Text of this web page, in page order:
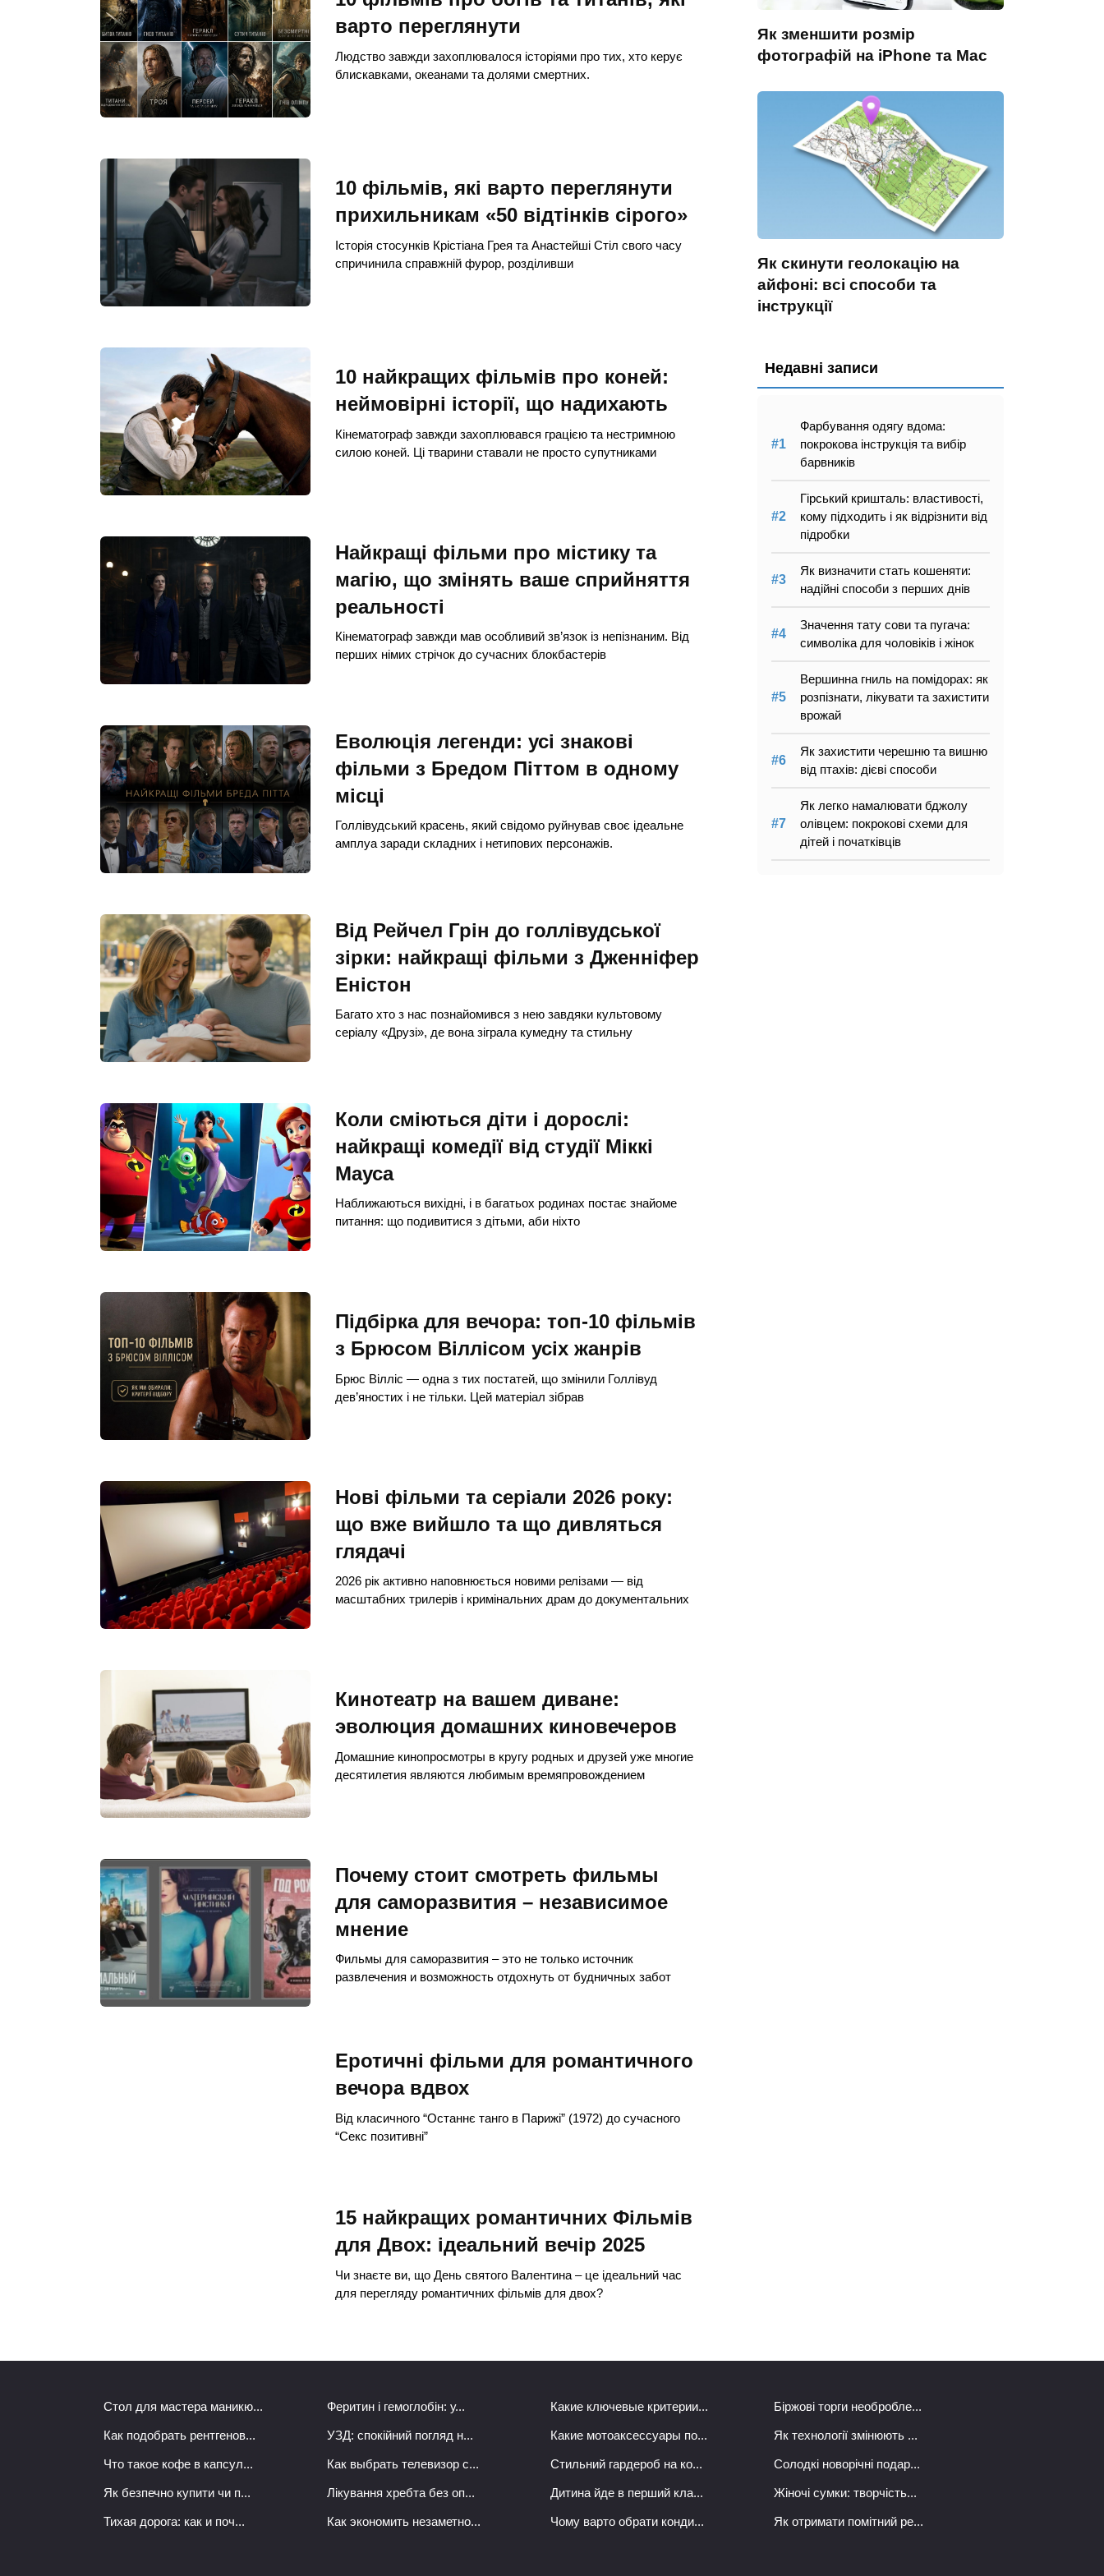
варто переглянути
Людство завжди захоплювалося історіями про тих, хто керує
блискавками, океанами та долями смертних.
10 фільмів, які варто переглянути
прихильникам «50 відтінків сірого»
Історія стосунків Крістіана Грея та Анастейші Стіл свого часу
спричинила справжній фурор, розділивши
10 найкращих фільмів про коней:
неймовірні історії, що надихають
Кінематограф завжди захоплювався грацією та нестримною
силою коней. Ці тварини ставали не просто супутниками
Найкращі фільми про містику та
магію, що змінять ваше сприйняття
реальності
Кінематограф завжди мав особливий зв’язок із непізнаним. Від
перших німих стрічок до сучасних блокбастерів
Еволюція легенди: усі знакові
фільми з Бредом Піттом в одному
місці
Голлівудський красень, який свідомо руйнував своє ідеальне
амплуа заради складних і нетипових персонажів.
Від Рейчел Грін до голлівудської
зірки: найкращі фільми з Дженніфер
Еністон
Багато хто з нас познайомився з нею завдяки культовому
серіалу «Друзі», де вона зіграла кумедну та стильну
Коли сміються діти і дорослі:
найкращі комедії від студії Міккі
Мауса
Наближаються вихідні, і в багатьох родинах постає знайоме
питання: що подивитися з дітьми, аби ніхто
Підбірка для вечора: топ-10 фільмів
з Брюсом Віллісом усіх жанрів
Брюс Вілліс — одна з тих постатей, що змінили Голлівуд
дев’яностих і не тільки. Цей матеріал зібрав
Нові фільми та серіали 2026 року:
що вже вийшло та що дивляться
глядачі
2026 рік активно наповнюється новими релізами — від
масштабних трилерів і кримінальних драм до документальних
Кинотеатр на вашем диване:
эволюция домашних киновечеров
Домашние кинопросмотры в кругу родных и друзей уже многие
десятилетия являются любимым времяпровождением
Почему стоит смотреть фильмы
для саморазвития – независимое
мнение
Фильмы для саморазвития – это не только источник
развлечения и возможность отдохнуть от будничных забот
Еротичні фільми для романтичного
вечора вдвох
Від класичного “Останнє танго в Парижі” (1972) до сучасного
“Секс позитивні”
15 найкращих романтичних Фільмів
для Двох: ідеальний вечір 2025
Чи знаєте ви, що День святого Валентина – це ідеальний час
для перегляду романтичних фільмів для двох?
Як зменшити розмір
фотографій на iPhone та Mac
Як скинути геолокацію на
айфоні: всі способи та
інструкції
Недавні записи
Фарбування одягу вдома:
покрокова інструкція та вибір
барвників
Гірський кришталь: властивості,
кому підходить і як відрізнити від
підробки
Як визначити стать кошеняти:
надійні способи з перших днів
Значення тату сови та пугача:
символіка для чоловіків і жінок
Вершинна гниль на помідорах: як
розпізнати, лікувати та захистити
врожай
Як захистити черешню та вишню
від птахів: дієві способи
Як легко намалювати бджолу
олівцем: покрокові схеми для
дітей і початківців
Стол для мастера маникю... Феритин і гемоглобін: у... Какие ключевые критерии... Біржові торги необробле...
Как подобрать рентгенов... УЗД: спокійний погляд н... Какие мотоаксессуары по... Як технології змінюють ...
Что такое кофе в капсул... Как выбрать телевизор с... Стильний гардероб на ко... Солодкі новорічні подар...
Як безпечно купити чи п... Лікування хребта без оп... Дитина йде в перший кла... Жіночі сумки: творчість...
Тихая дорога: как и поч... Как экономить незаметно... Чому варто обрати конди... Як отримати помітний ре...